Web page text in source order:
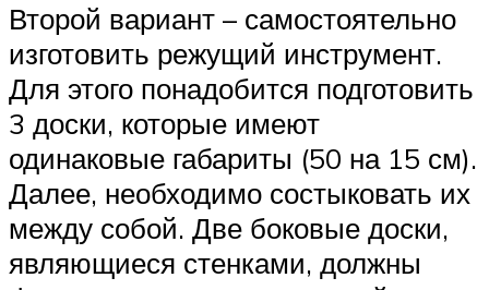
Второй вариант – самостоятельно
изготовить режущий инструмент.
Для этого понадобится подготовить
3 доски, которые имеют
одинаковые габариты (50 на 15 см).
Далее, необходимо состыковать их
между собой. Две боковые доски,
являющиеся стенками, должны